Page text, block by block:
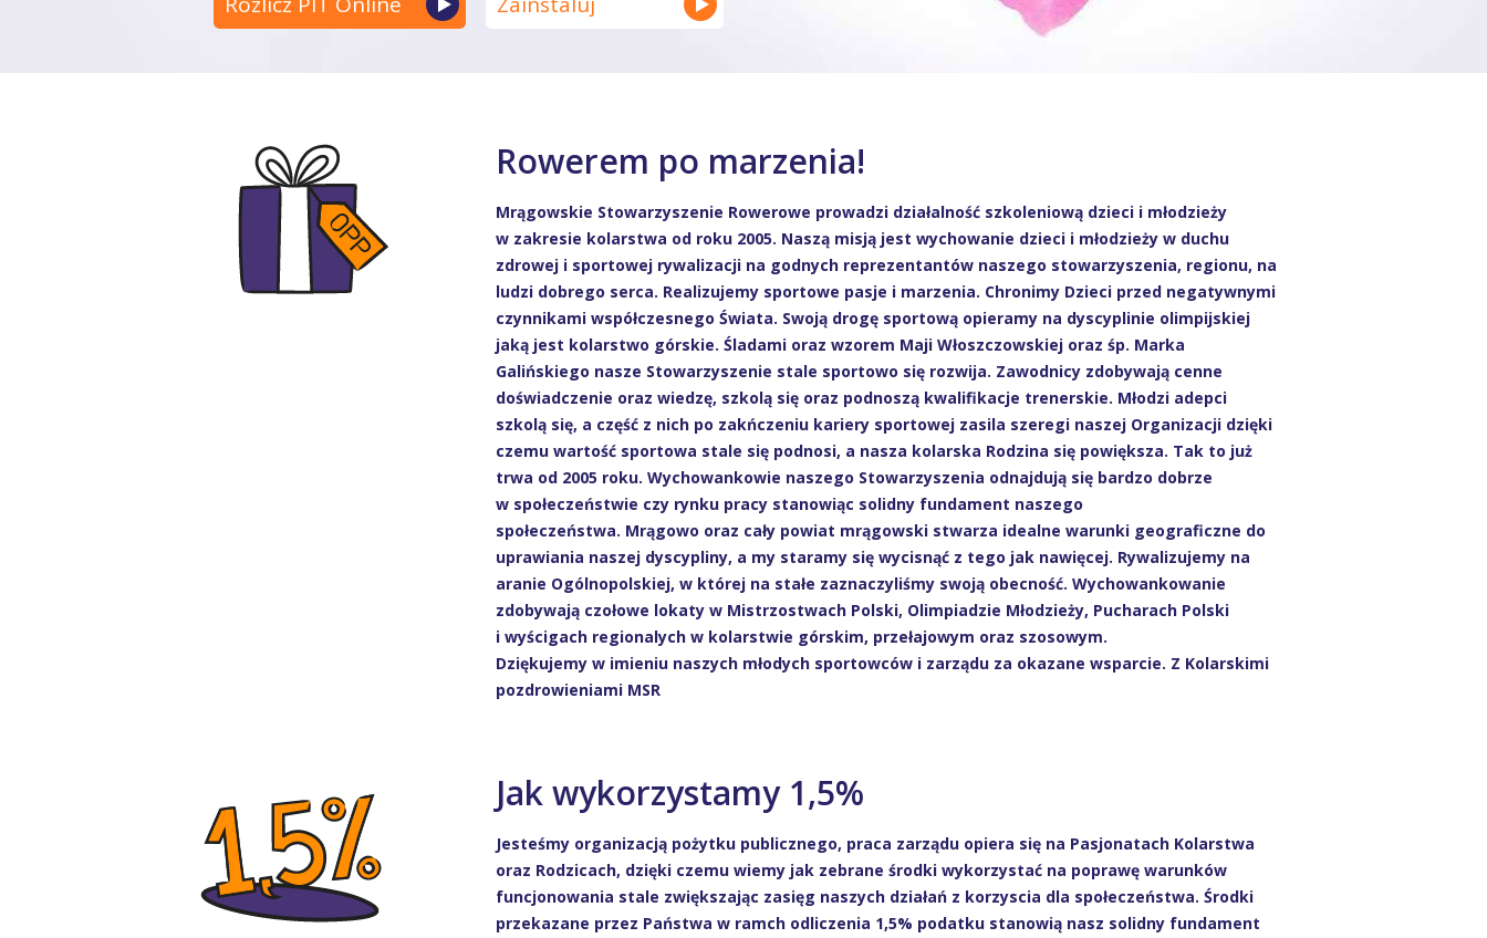
Rowerem po marzenia!
Mrągowskie Stowarzyszenie Rowerowe prowadzi działalność szkoleniową dzieci i młodzieży
w zakresie kolarstwa od roku 2005. Naszą misją jest wychowanie dzieci i młodzieży w duchu
zdrowej i sportowej rywalizacji na godnych reprezentantów naszego stowarzyszenia, regionu, na
ludzi dobrego serca. Realizujemy sportowe pasje i marzenia. Chronimy Dzieci przed negatywnymi
czynnikami współczesnego Świata. Swoją drogę sportową opieramy na dyscyplinie olimpijskiej
jaką jest kolarstwo górskie. Śladami oraz wzorem Maji Włoszczowskiej oraz śp. Marka
Galińskiego nasze Stowarzyszenie stale sportowo się rozwija. Zawodnicy zdobywają cenne
doświadczenie oraz wiedzę, szkolą się oraz podnoszą kwalifikacje trenerskie. Młodzi adepci
szkolą się, a część z nich po zakńczeniu kariery sportowej zasila szeregi naszej Organizacji dzięki
czemu wartość sportowa stale się podnosi, a nasza kolarska Rodzina się powiększa. Tak to już
trwa od 2005 roku. Wychowankowie naszego Stowarzyszenia odnajdują się bardzo dobrze
w społeczeństwie czy rynku pracy stanowiąc solidny fundament naszego
społeczeństwa. Mrągowo oraz cały powiat mrągowski stwarza idealne warunki geograficzne do
uprawiania naszej dyscypliny, a my staramy się wycisnąć z tego jak nawięcej. Rywalizujemy na
aranie Ogólnopolskiej, w której na stałe zaznaczyliśmy swoją obecność. Wychowankowanie
zdobywają czołowe lokaty w Mistrzostwach Polski, Olimpiadzie Młodzieży, Pucharach Polski
i wyścigach regionalych w kolarstwie górskim, przełajowym oraz szosowym.
Dziękujemy w imieniu naszych młodych sportowców i zarządu za okazane wsparcie. Z Kolarskimi
pozdrowieniami MSR
Jak wykorzystamy 1,5%
Jesteśmy organizacją pożytku publicznego, praca zarządu opiera się na Pasjonatach Kolarstwa
oraz Rodzicach, dzięki czemu wiemy jak zebrane środki wykorzystać na poprawę warunków
funcjonowania stale zwiększając zasięg naszych działań z korzyscia dla społeczeństwa. Środki
przekazane przez Państwa w ramch odliczenia 1,5% podatku stanowią nasz solidny fundament